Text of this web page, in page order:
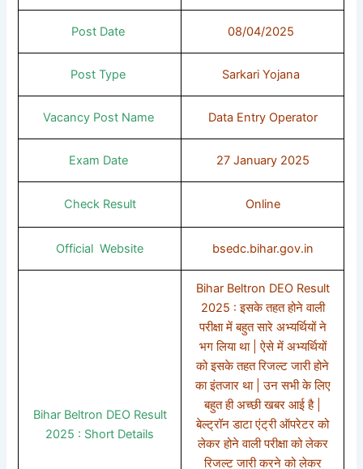
Post Date 08/04/2025
Post Type Sarkari Yojana
Vacancy Post Name Data Entry Operator
Exam Date 27 January 2025
Check Result Online
Official Website bsedc.bihar.gov.in
Bihar Beltron DEO Result
2025 : Short Details
Bihar Beltron DEO Result
2025 : इसके तहत होने वाली
परीक्षा में बहुत सारे अभ्यर्थियों ने
भग लिया था | ऐसे में अभ्यर्थियों
को इसके तहत रिजल्ट जारी होने
का इंतजार था | उन सभी के लिए
बहुत ही अच्छी खबर आई है |
बेल्ट्रॉन डाटा एंट्री ऑपरेटर को
लेकर होने वाली परीक्षा को लेकर
रिजल्ट जारी करने को लेकर